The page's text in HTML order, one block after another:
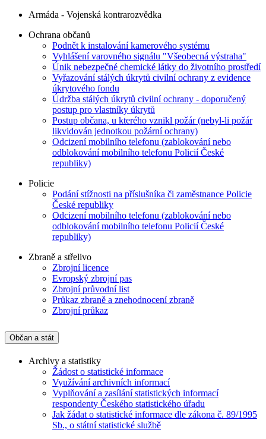
Armáda - Vojenská kontrarozvědka
Ochrana občanů
Podnět k instalování kamerového systému
Vyhlášení varovného signálu "Všeobecná výstraha"
Únik nebezpečné chemické látky do životního prostředí
Vyřazování stálých úkrytů civilní ochrany z evidence
úkrytového fondu
Údržba stálých úkrytů civilní ochrany - doporučený
postup pro vlastníky úkrytů
Postup občana, u kterého vznikl požár (nebyl-li požár
likvidován jednotkou požární ochrany)
Odcizení mobilního telefonu (zablokování nebo
odblokování mobilního telefonu Policií České
republiky)
Policie
Podání stížnosti na příslušníka či zaměstnance Policie
České republiky
Odcizení mobilního telefonu (zablokování nebo
odblokování mobilního telefonu Policií České
republiky)
Zbraně a střelivo
Zbrojní licence
Evropský zbrojní pas
Zbrojní průvodní list
Průkaz zbraně a znehodnocení zbraně
Zbrojní průkaz
Občan a stát
Archivy a statistiky
Žádost o statistické informace
Využívání archivních informací
Vyplňování a zasílání statistických informací
respondenty Českého statistického úřadu
Jak žádat o statistické informace dle zákona č. 89/1995
Sb., o státní statistické službě